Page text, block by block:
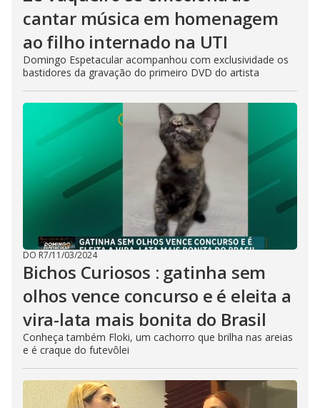
cantar música em homenagem
ao filho internado na UTI
Domingo Espetacular acompanhou com exclusividade os
bastidores da gravação do primeiro DVD do artista
DO R7/11/03/2024
Bichos Curiosos : gatinha sem
olhos vence concurso e é eleita a
vira-lata mais bonita do Brasil
Conheça também Floki, um cachorro que brilha nas areias
e é craque do futevôlei